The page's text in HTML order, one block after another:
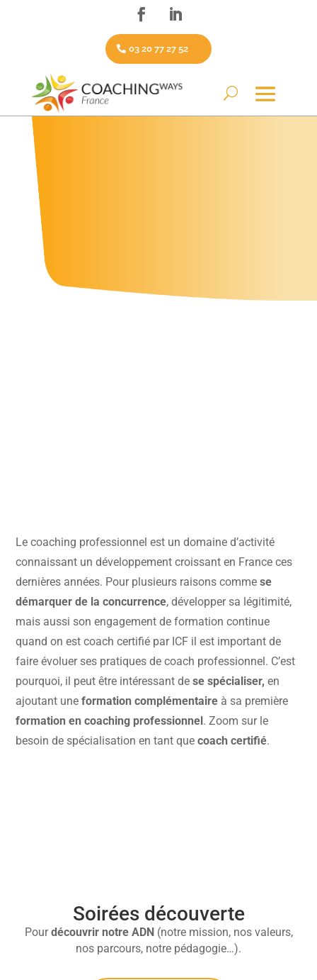
03 20 77 27 52
Le coaching professionnel est un domaine d’activité
connaissant un développement croissant en France ces
dernières années. Pour plusieurs raisons commese
démarquer de la concurrence, développer sa légitimité,
mais aussi son engagement de formation continue
quand on est coach certifié par ICF il est important de
faire évoluer ses pratiques de coach professionnel. C’est
pourquoi, il peut être intéressant dese spécialiser, en
ajoutant uneformation complémentaire à sa première
formation en coaching professionnel. Zoom sur le
besoin de spécialisation en tant quecoach certifié.
Soirées découverte
Pourdécouvrir notre ADN(notre mission, nos valeurs,
nos parcours, notre pédagogie…).